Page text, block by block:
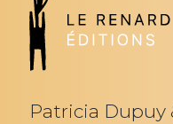
Patricia Dupuy